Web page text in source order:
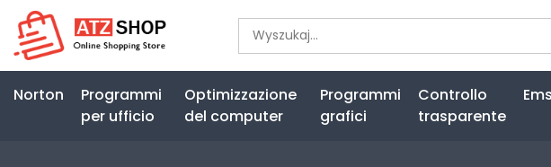
Norton
Programmi
per ufficio
Optimizzazione
del computer
Programmi
grafici
Controllo
trasparente